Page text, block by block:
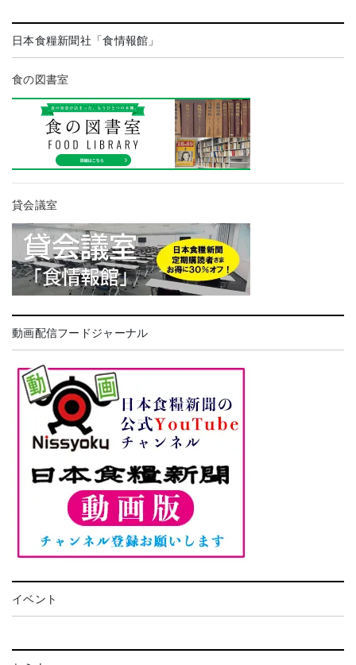
日本食糧新聞社「食情報館」
食の図書室
貸会議室
動画配信フードジャーナル
イベント